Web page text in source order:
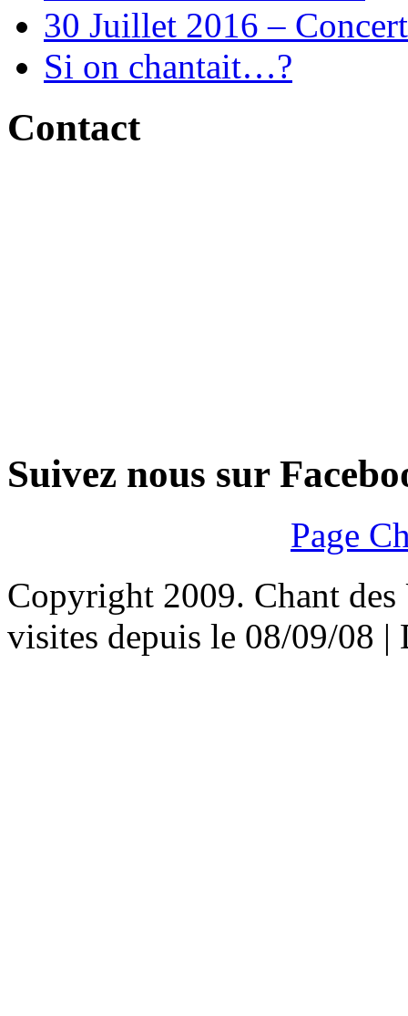
30 Juillet 2016 –
Si on chantait…?
Contact
Suivez nous sur
Page
Copyright 2009. Chant des
visites depuis le 08/09/08